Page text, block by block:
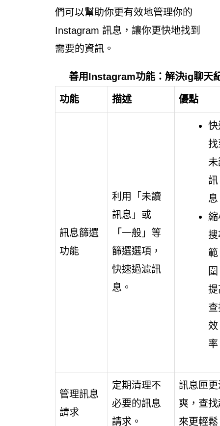
們可以幫助你更有效地管理你的
Instagram 訊息，讓你更快地找到
需要的資訊。
善用Instagram功能：解決ig聊天
功能 描述 優點
訊息篩選
功能
利用「未讀
訊息」或
「一般」等
篩選選項，
快速過濾訊
息。
快
找
訊
縮
搜
範
提
效
管理訊息
請求
定期清理不
必要的訊息
請求。
訊息匣更
爽，查找
來更輕鬆